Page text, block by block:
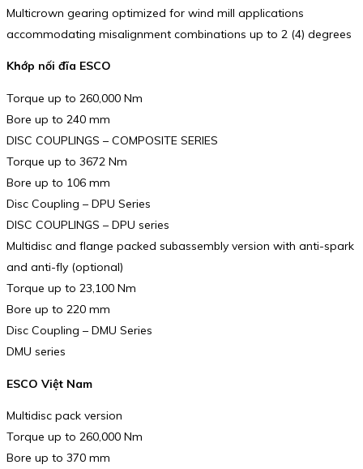
Multicrown gearing optimized for wind mill applications
accommodating misalignment combinations up to 2 (4) degrees
Khớp nối đĩa ESCO
Torque up to 260,000 Nm
Bore up to 240 mm
DISC COUPLINGS – COMPOSITE SERIES
Torque up to 3672 Nm
Bore up to 106 mm
Disc Coupling – DPU Series
DISC COUPLINGS – DPU series
Multidisc and flange packed subassembly version with anti-spark
and anti-fly (optional)
Torque up to 23,100 Nm
Bore up to 220 mm
Disc Coupling – DMU Series
DMU series
ESCO Việt Nam
Multidisc pack version
Torque up to 260,000 Nm
Bore up to 370 mm